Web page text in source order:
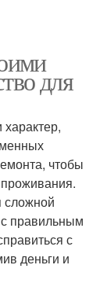
для
чтобы
сложной
правильным
с
деньги и